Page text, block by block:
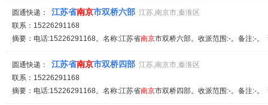
圆通快递： 江苏省南京市双桥六部 江苏,南京市,秦淮区
联系：15226291168
摘要：电话:15226291168。名称:江苏省南京市双桥六部。收派范围:-。备注:-。
圆通快递： 江苏省南京市双桥四部 江苏,南京市,秦淮区
联系：15226291168
摘要：电话:15226291168。名称:江苏省南京市双桥四部。收派范围:-。备注:-。